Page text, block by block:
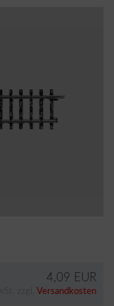
4,09 EUR
Versandkosten